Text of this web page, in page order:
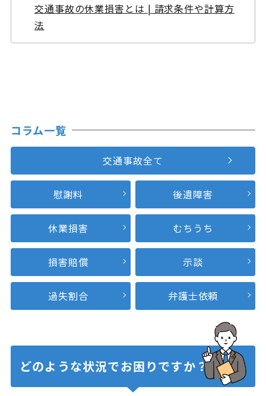
交通事故の休業損害とは | 請求条件や計算方
法
コラム一覧
交通事故全て
慰謝料 後遺障害
休業損害 むちうち
損害賠償 示談
過失割合 弁護士依頼
どのような状況でお困りですか？